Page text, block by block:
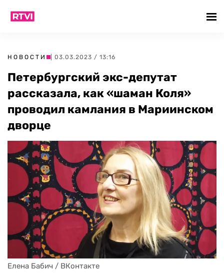
НОВОСТИ | 03.03.2023 / 13:16
Петербургский экс-депутат
рассказала, как «шаман Коля»
проводил камлания в Мариинском
дворце
Елена Бабич / ВКонтакте